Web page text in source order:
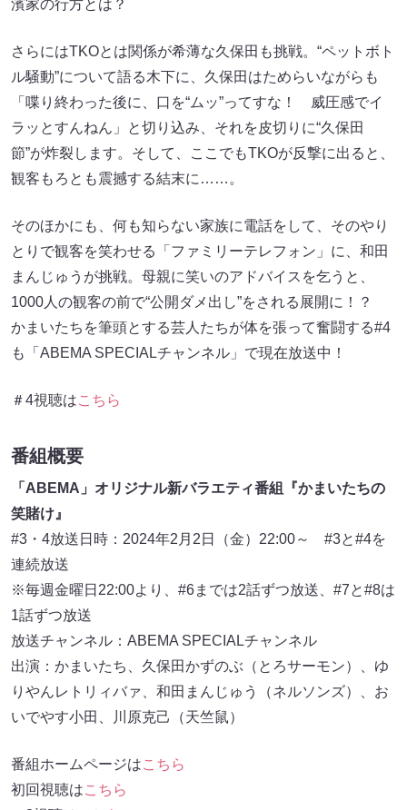
濱家の行方とは？
さらにはTKOとは関係が希薄な久保田も挑戦。“ペットボト
ル騒動”について語る木下に、久保田はためらいながらも
「喋り終わった後に、口を“ムッ”ってすな！ 威圧感でイ
ラッとすんねん」と切り込み、それを皮切りに“久保田
節”が炸裂します。そして、ここでもTKOが反撃に出ると、
観客もろとも震撼する結末に……。
そのほかにも、何も知らない家族に電話をして、そのやり
とりで観客を笑わせる「ファミリーテレフォン」に、和田
まんじゅうが挑戦。母親に笑いのアドバイスを乞うと、
1000人の観客の前で“公開ダメ出し”をされる展開に！？
かまいたちを筆頭とする芸人たちが体を張って奮闘する#4
も「ABEMA SPECIALチャンネル」で現在放送中！
＃4視聴はこちら
番組概要
「ABEMA」オリジナル新バラエティ番組『かまいたちの
笑賭け』
#3・4放送日時：2024年2月2日（金）22:00～ #3と#4を
連続放送
※毎週金曜日22:00より、#6までは2話ずつ放送、#7と#8は
1話ずつ放送
放送チャンネル：ABEMA SPECIALチャンネル
出演：かまいたち、久保田かずのぶ（とろサーモン）、ゆ
りやんレトリィバァ、和田まんじゅう（ネルソンズ）、お
いでやす小田、川原克己（天竺鼠）
番組ホームページはこちら
初回視聴はこちら